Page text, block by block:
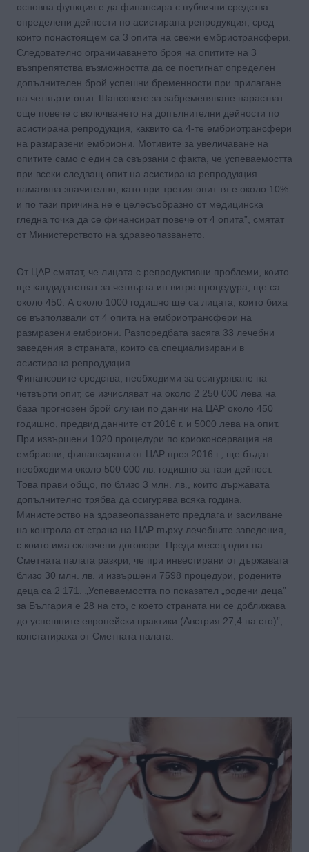
основна функция е да финансира с публични средства
определени дейности по асистирана репродукция, сред
които понастоящем са 3 опита на свежи ембриотрансфери.
Следователно ограничаването броя на опитите на 3
възпрепятства възможността да се постигнат определен
допълнителен брой успешни бременности при прилагане
на четвърти опит. Шансовете за забременяване нарастват
още повече с включването на допълнителни дейности по
асистирана репродукция, каквито са 4-те ембриотрансфери
на размразени ембриони. Мотивите за увеличаване на
опитите само с един са свързани с факта, че успеваемостта
при всеки следващ опит на асистирана репродукция
намалява значително, като при третия опит тя е около 10%
и по тази причина не е целесъобразно от медицинска
гледна точка да се финансират повече от 4 опита”, смятат
от Министерството на здравеопазването.
От ЦАР смятат, че лицата с репродуктивни проблеми, които
ще кандидатстват за четвърта ин витро процедура, ще са
около 450. А около 1000 годишно ще са лицата, които биха
се възползвали от 4 опита на ембриотрансфери на
размразени ембриони. Разпоредбата засяга 33 лечебни
заведения в страната, които са специализирани в
асистирана репродукция.
Финансовите средства, необходими за осигуряване на
четвърти опит, се изчисляват на около 2 250 000 лева на
база прогнозен брой случаи по данни на ЦАР около 450
годишно, предвид данните от 2016 г. и 5000 лева на опит.
При извършени 1020 процедури по криоконсервация на
ембриони, финансирани от ЦАР през 2016 г., ще бъдат
необходими около 500 000 лв. годишно за тази дейност.
Това прави общо, по близо 3 млн. лв., които държавата
допълнително трябва да осигурява всяка година.
Министерство на здравеопазването предлага и засилване
на контрола от страна на ЦАР върху лечебните заведения,
с които има сключени договори. Преди месец одит на
Сметната палата разкри, че при инвестирани от държавата
близо 30 млн. лв. и извършени 7598 процедури, родените
деца са 2 171. „Успеваемостта по показател „родени деца”
за България е 28 на сто, с което страната ни се доближава
до успешните европейски практики (Австрия 27,4 на сто)”,
констатираха от Сметната палата.